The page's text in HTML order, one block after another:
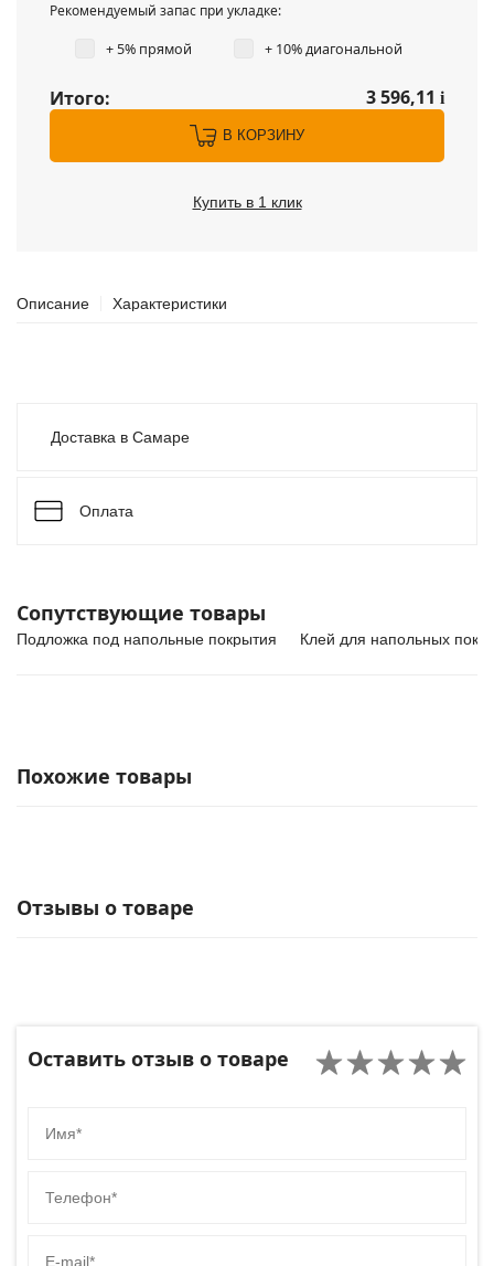
Рекомендуемый запас при укладке:
+ 5% прямой + 10% диагональной
Итого: 3 596,11 i
В КОРЗИНУ
Купить в 1 клик
Описание Характеристики
Доставка в Самаре
Оплата
Сопутствующие товары
Подложка под напольные покрытия Клей для напольных
Похожие товары
Отзывы о товаре
Оставить отзыв о товаре